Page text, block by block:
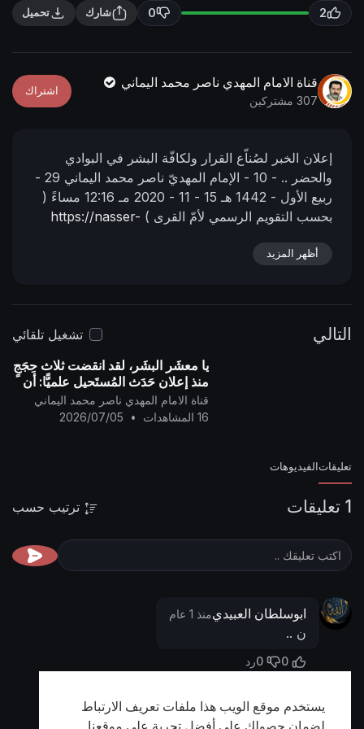
يستخدم موقع الويب هذا ملفات تعريف الارتباط
s
f
l
s
2
0 شارك تحميل
قناة الامام المهدي ناصر محمد اليماني
307 مشتركين
اشتراك
إعلان الخبر لصُناّع القرار ولكافّة البشر في البوادي
والحضر .. - 10 - الإمام المهديّ ناصر محمد اليماني
29 -
ربيع الأول - 1442 هـ
15 - 11 - 2020 مـ 12:16 مساءً
(
بحسب التقويم الرسمي لأمّ القرى ) https://nasser-
أظهر المزيد
التالي
تشغيل تلقائي
يا معشَر البشَر، لقد انقضت ثلاث حِجَجٍ
منذ إعلان حَدَث المُستَحيل علميًّا: أن
يتحوَّل صقيعُ (فريزر) تسعين درجةً
تحت الصفر - شتاء ليل الُقطب
قناة الامام المهدي ناصر محمد اليماني
16 المشاهدات
•
2026/07/05
تعليقات الفيديوهات
1 تعليقات ترتيب حسب
ابوسلطان العبيديمنذ 1 عام
ن ..
0
0رد
أظهر المزيد